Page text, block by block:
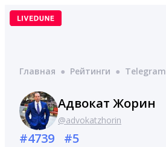
Перейти
Главная ● Рейтинги ● Telegram
Адвокат Жорин
@advokatzhorin
#4739 #5